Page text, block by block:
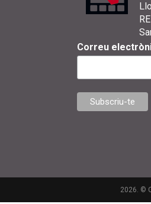
Correu
2026. ©